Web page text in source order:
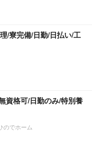
/寮完備/日勤/日払い/工
資格可/日勤のみ/特別養
のでホーム